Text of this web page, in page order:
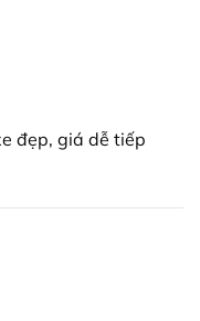
đẹp, giá dễ tiếp